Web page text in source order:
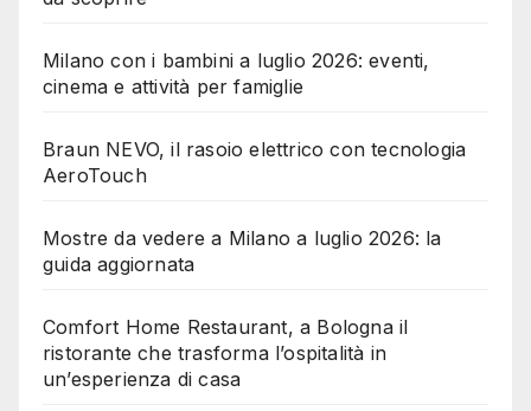
Milano con i bambini a luglio 2026: eventi,
cinema e attività per famiglie
Braun NEVO, il rasoio elettrico con tecnologia
AeroTouch
Mostre da vedere a Milano a luglio 2026: la
guida aggiornata
Comfort Home Restaurant, a Bologna il
ristorante che trasforma l’ospitalità in
un’esperienza di casa